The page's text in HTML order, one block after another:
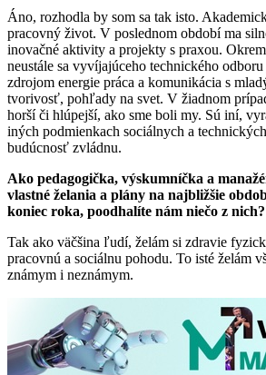
Áno, rozhodla by som sa tak isto.
pracovný život. V poslednom období ma
inovačné aktivity a projekty s praxou.
neustále sa vyvíjajúceho technického
zdrojom energie práca a komunikácia s
tvorivosť, pohľady na svet. V žiadnom
horší či hlúpejší, ako sme boli my. Sú iní,
iných podmienkach sociálnych a
budúcnosť zvládnu.
Ako pedagogička, výskumníčka a
vlastné želania a plány na najbližšie
koniec roka, poodhalíte nám niečo z nich?
Tak ako väčšina ľudí, želám si zdravie
pracovnú a sociálnu pohodu. To isté želám
známym i neznámym.